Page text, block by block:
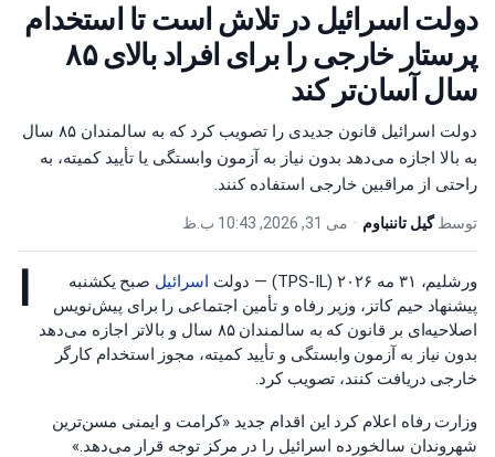
دولت اسرائیل در تلاش است تا استخدام
پرستار خارجی را برای افراد بالای ۸۵
سال آسان‌تر کند
دولت اسرائیل قانون جدیدی را تصویب کرد که به سالمندان ۸۵ سال
به بالا اجازه می‌دهد بدون نیاز به آزمون وابستگی یا تأیید کمیته، به
راحتی از مراقبین خارجی استفاده کنند.
توسطگیل تاننباوم • می 31, 2026, 10:43 ب.ظ
ورشلیم، ۳۱ مه ۲۰۲۶ (TPS-IL) — دولت اسرائیل صبح یکشنبه
پیشنهاد حیم کاتز، وزیر رفاه و تأمین اجتماعی را برای پیش‌نویس
اصلاحیه‌ای بر قانون که به سالمندان ۸۵ سال و بالاتر اجازه می‌دهد
بدون نیاز به آزمون وابستگی و تأیید کمیته، مجوز استخدام کارگر
خارجی دریافت کنند، تصویب کرد.
وزارت رفاه اعلام کرد این اقدام جدید «کرامت و ایمنی مسن‌ترین
شهروندان سالخورده اسرائیل را در مرکز توجه قرار می‌دهد.»